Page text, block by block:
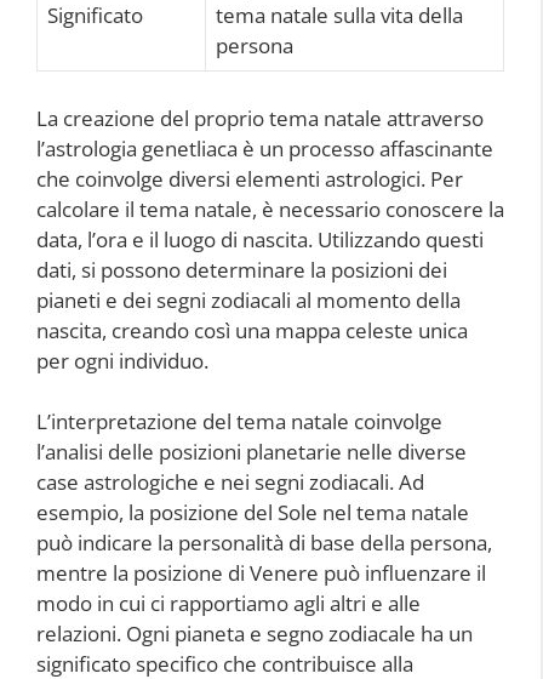
Significato
tema natale sulla vita della
persona
La creazione del proprio tema natale attraverso
l’astrologia genetliaca è un processo affascinante
che coinvolge diversi elementi astrologici. Per
calcolare il tema natale, è necessario conoscere la
data, l’ora e il luogo di nascita. Utilizzando questi
dati, si possono determinare la posizioni dei
pianeti e dei segni zodiacali al momento della
nascita, creando così una mappa celeste unica
per ogni individuo.
L’interpretazione del tema natale coinvolge
l’analisi delle posizioni planetarie nelle diverse
case astrologiche e nei segni zodiacali. Ad
esempio, la posizione del Sole nel tema natale
può indicare la personalità di base della persona,
mentre la posizione di Venere può influenzare il
modo in cui ci rapportiamo agli altri e alle
relazioni. Ogni pianeta e segno zodiacale ha un
significato specifico che contribuisce alla